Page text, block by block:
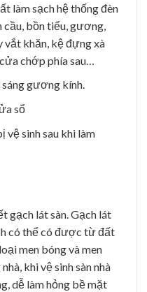
làm sạch hệ thống đèn
cầu, bồn tiểu, gương,
vắt khăn, kệ đựng xà
chớp phía sau…
gương kính.
sổ
vệ sinh sau khi làm
gạch lát sàn. Gạch lát
có thể có được từ đất
men bóng và men
khi vệ sinh sàn nhà
dễ làm hỏng bề mặt